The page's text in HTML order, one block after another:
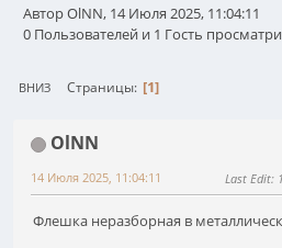
Автор OlNN, 14 Июля 2025, 11:04:11
0 Пользователей и 1 Гость
ВНИЗ Страницы 1
OlNN
14 Июля 2025, 11:04:11 Last Edit:
Флешка неразборная в